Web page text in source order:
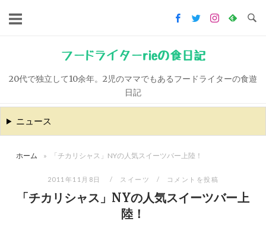
キ
ッ
フードライターrieの食日記
20代で独立して10余年。2児のママでもあるフードライターの食遊
日記
ニュース
ホーム » 「チカリシャス」NYの人気スイーツバー上陸！
2011年11月8日 スイーツ コメントを投稿
「チカリシャス」NYの人気スイーツバー上
陸！